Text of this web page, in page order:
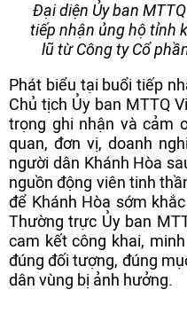
Đại diện Ủy ban
tiếp nhận ủng hộ tỉnh
lũ từ Công ty Cổ
Phát biểu tại buổi tiếp
Chủ tịch Ủy ban MTTQ
trọng ghi nhận và cảm
quan, đơn vị, doanh
người dân Khánh Hòa
nguồn động viên tinh
để Khánh Hòa sớm
Thường trực Ủy ban
cam kết công khai,
đúng đối tượng, đúng
dân vùng bị ảnh hưởng.